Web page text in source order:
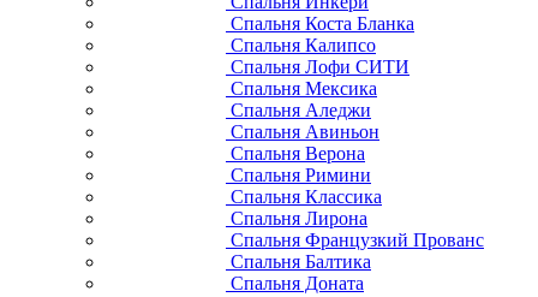
Спальня Коста Бланка
Спальня Калипсо
Спальня Лофи СИТИ
Спальня Мексика
Спальня Аледжи
Спальня Авиньон
Спальня Верона
Спальня Римини
Спальня Классика
Спальня Лирона
Спальня Французкий Прованс
Спальня Балтика
Спальня Доната